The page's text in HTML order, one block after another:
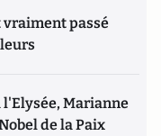
vraiment passé
l'Elysée, Marianne
de la Paix